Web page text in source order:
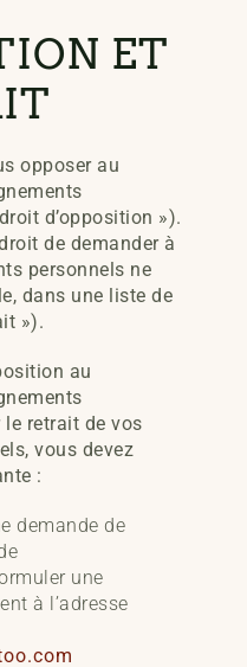
ET
opposer au
d’opposition »).
de demander à
personnels ne
dans une liste de
»).
au
le retrait de vos
vous devez
:
demande de
une
à l’adresse